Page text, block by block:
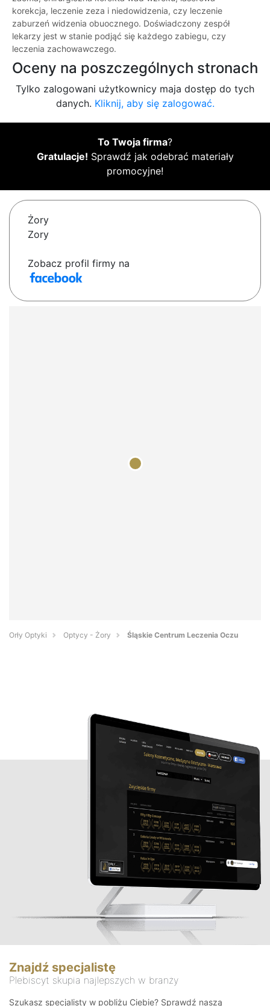
korekcja, leczenie zeza i niedowidzenia, czy leczenie
zaburzeń widzenia obuocznego. Doświadczony zespół
lekarzy jest w stanie podjąć się każdego zabiegu, czy
leczenia zachowawczego.
Oceny na poszczególnych stronach
Tylko zalogowani użytkownicy maja dostęp do tych
danych. Kliknij, aby się zalogować.
To Twoja firma?
Gratulacje! Sprawdź jak odebrać materiały
promocyjne!
Żory
Zory
Zobacz profil firmy na
Orły Optyki Optycy - Żory Śląskie Centrum Leczenia Oczu
Znajdź specjalistę
Plebiscyt skupia najlepszych w branży
Szukasz specjalisty w pobliżu Ciebie? Sprawdź naszą